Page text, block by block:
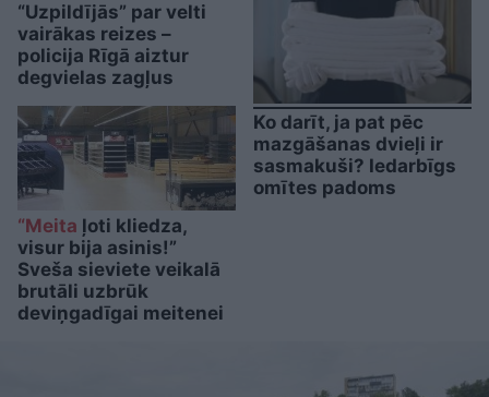
“Uzpildījās” par velti
vairākas reizes –
policija Rīgā aiztur
degvielas zagļus
“Meita ļoti kliedza,
visur bija asinis!”
Sveša sieviete veikalā
brutāli uzbrūk
deviņgadīgai meitenei
Ko darīt, ja pat pēc
mazgāšanas dvieļi ir
sasmakuši? Iedarbīgs
omītes padoms